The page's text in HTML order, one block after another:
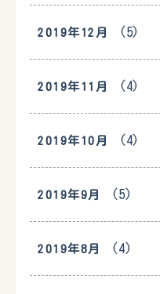
2019年12月 (5)
2019年11月 (4)
2019年10月 (4)
2019年9月 (5)
2019年8月 (4)